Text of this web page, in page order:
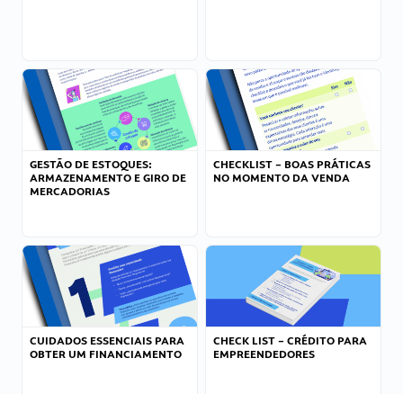
GESTÃO DE ESTOQUES:
ARMAZENAMENTO E GIRO DE
MERCADORIAS
CHECKLIST – BOAS PRÁTICAS
NO MOMENTO DA VENDA
CUIDADOS ESSENCIAIS PARA
OBTER UM FINANCIAMENTO
CHECK LIST – CRÉDITO PARA
EMPREENDEDORES